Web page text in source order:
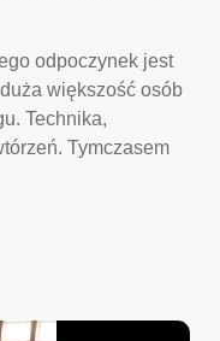
odpoczynek jest
większość osób
Technika,
Tymczasem